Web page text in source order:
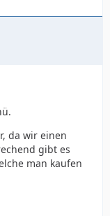
da wir einen
gibt es
man kaufen